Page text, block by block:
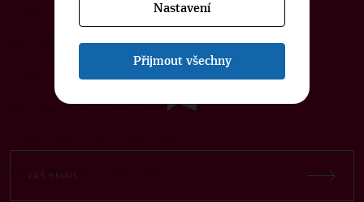
NEWSLETTER
Nastavení
Přijmout všechny